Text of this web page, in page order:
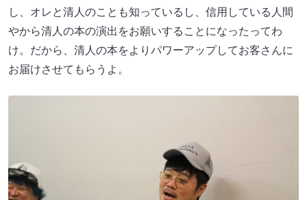
し、オレと清人のことも知っているし、信用している人間
やから清人の本の演出をお願いすることになったってわ
け。だから、清人の本をよりパワーアップしてお客さんに
お届けさせてもらうよ。